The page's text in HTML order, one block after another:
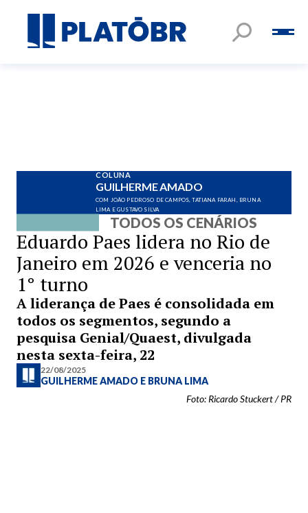
COLUNA
GUILHERME AMADO
COM JOÃO PEDROSO DE CAMPOS, TATIANA FARAH, BRUNA
LIMA E GUSTAVO SILVA
TODOS OS CENÁRIOS
Eduardo Paes lidera no Rio de
Janeiro em 2026 e venceria no
1° turno
A liderança de Paes é consolidada em
todos os segmentos, segundo a
pesquisa Genial/Quaest, divulgada
nesta sexta-feira, 22
22/08/2025
GUILHERME AMADO E BRUNA LIMA
Foto: Ricardo Stuckert / PR